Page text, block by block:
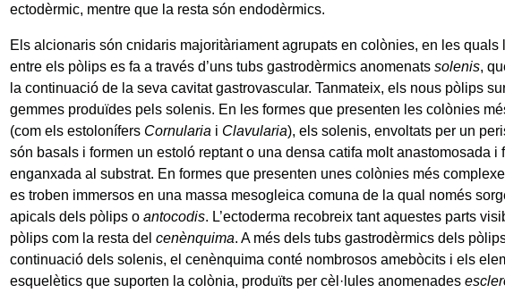
ectodèrmic, mentre que la resta són endodèrmics.
Els alcionaris són cnidaris majoritàriament agrupats en colònies, en les quals
entre els pòlips es fa a través d’uns tubs gastrodèrmics anomenatssolenis,
la continuació de la seva cavitat gastrovascular. Tanmateix, els nous pòlips
gemmes produïdes pels solenis. En les formes que presenten les colònies
(com els estolonífers Cornularia i Clavularia), els solenis, envoltats per un
són basals i formen un estoló reptant o una densa catifa molt anastomosada i
enganxada al substrat. En formes que presenten unes colònies més
es troben immersos en una massa mesogleica comuna de la qual només
apicals dels pòlips oantocodis. L’ectoderma recobreix tant aquestes parts
pòlips com la resta delcenènquima. A més dels tubs gastrodèrmics dels
continuació dels solenis, el cenènquima conté nombrosos amebòcits i els
esquelètics que suporten la colònia, produïts per cèl·lules anomenades